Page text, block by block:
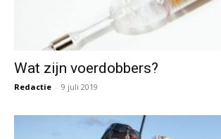
Wat zijn voerdobbers?
Redactie - 9 juli 2019